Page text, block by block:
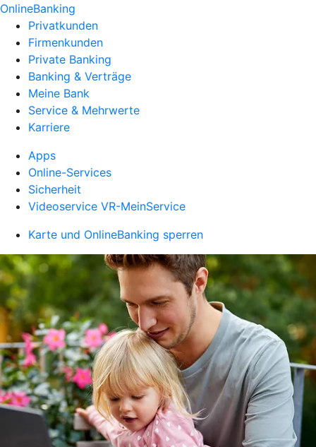
OnlineBanking
Privatkunden
Firmenkunden
Private Banking
Banking & Verträge
Meine Bank
Service & Mehrwerte
Karriere
Apps
Online-Services
Sicherheit
Videoservice VR-MeinService
Karte und OnlineBanking sperren